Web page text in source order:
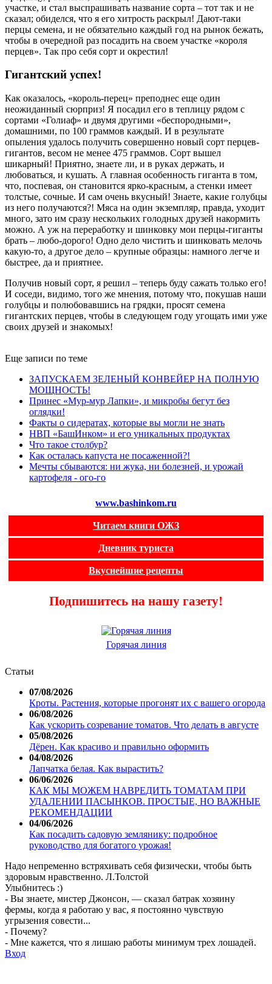
участке, и стал выспрашивать название сорта – тот так и не
сказал; обиделся, что я его хитрость раскрыл! Дают-таки
перцы семена, и не обязательно каждый год на рынок бежать,
чтобы в очередной раз посадить на своем участке «короля
перцев». Так про себя сорт и окрестил!
Гигантский успех!
Как оказалось, «король-перец» преподнес еще один
неожиданный сюрприз! Я посадил его в теплицу рядом с
сортами «Голиаф» и двумя другими «беспородными»,
домашними, по 100 граммов каждый. И в результате
опыления удалось получить совершенно новый сорт перцев-
гигантов, весом не менее 475 граммов. Сорт вышел
шикарный! Приятно, знаете ли, и в руках держать, и
любоваться, и кушать. А главная особенность гиганта в том,
что, поспевая, он становится ярко-красным, а стенки имеет
толстые, сочные. И сам очень вкусный! Знаете, какие голубцы
из него получаются?! Мяса на один экземпляр, правда, уходит
много, зато им сразу нескольких голодных друзей накормить
можно. А уж на переработку и шинковку мои перцы-гиганты
брать – любо-дорого! Одно дело чистить и шинковать мелочь
какую-то, а другое дело – крупные образцы: намного легче и
быстрее, да и приятнее.
Получив новый сорт, я решил – теперь буду сажать только его!
И соседи, видимо, того же мнения, потому что, покушав наши
голубцы и полюбовавшись на грядки, просят семена
гигантских перцев, чтобы в следующем году угощать ими уже
своих друзей и знакомых!
Еще записи по теме
ЗАПУСКАЕМ ЗЕЛЕНЫЙ КОНВЕЙЕР НА ПОЛНУЮ
МОЩНОСТЬ!
Принес «Мур-мур Лапки», и микробы бегут без
оглядки!
Факты о сидератах, которые вы могли не знать
НВП «БашИнком» и его уникальных продуктах
Что такое столбур?
Как осталась капуста не посаженной?!
Мечты сбываются: ни жука, ни болезней, и урожай
картофеля - ого-го
www.bashinkom.ru
Читаем книги ОЖЗ
Дневник туриста
Вкуснейшие рецепты
Подпишитесь на нашу газету!
Горячая линия
Статьи
07/08/2026
Кроты. Растения, которые прогонят их с вашего огорода
06/08/2026
Как ускорить созревание томатов. Что делать в августе
05/08/2026
Дёрен. Как красиво и правильно оформить
04/08/2026
Лапчатка белая. Как вырастить?
06/06/2026
КАК МЫ МОЖЕМ НАВРЕДИТЬ ТОМАТАМ ПРИ
УДАЛЕНИИ ПАСЫНКОВ. ПРОСТЫЕ, НО ВАЖНЫЕ
РЕКОМЕНДАЦИИ
04/06/2026
Как посадить садовую землянику: подробное
руководство для богатого урожая!
Надо непременно встряхивать себя физически, чтобы быть
здоровым нравственно. Л.Толстой
Улыбнитесь :)
- Вы знаете, мистер Джонсон, — сказал батрак хозяину
фермы, когда я работаю у вас, я постоянно чувствую
угрызения совести...
- Почему?
- Мне кажется, что я лишаю работы минимум трех лошадей.
Вход